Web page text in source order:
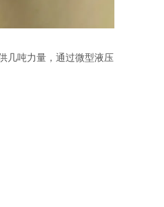
几吨力量，通过微型液压